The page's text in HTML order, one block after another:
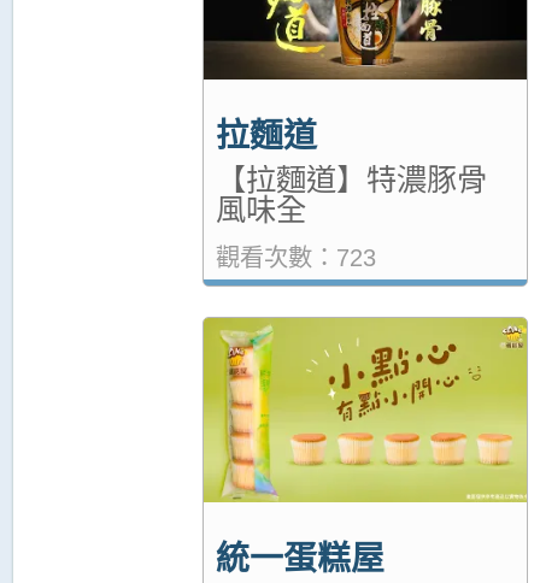
拉麵道
【拉麵道】特濃豚骨
風味全
觀看次數：723
統一蛋糕屋